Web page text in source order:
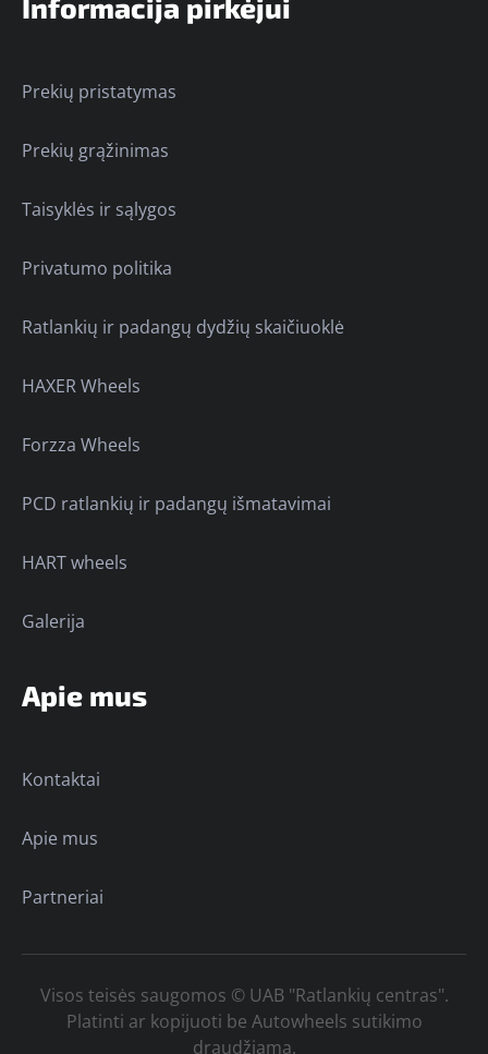
Informacija pirkėjui
Prekių pristatymas
Prekių grąžinimas
Taisyklės ir sąlygos
Privatumo politika
Ratlankių ir padangų dydžių skaičiuoklė
HAXER Wheels
Forzza Wheels
PCD ratlankių ir padangų išmatavimai
HART wheels
Galerija
Apie mus
Kontaktai
Apie mus
Partneriai
Visos teisės saugomos © UAB "Ratlankių centras".
Platinti ar kopijuoti be Autowheels sutikimo
draudžiama.